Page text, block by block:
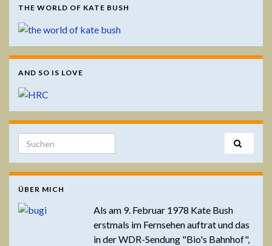
THE WORLD OF KATE BUSH
AND SO IS LOVE
Search for:
ÜBER MICH
Als am 9. Februar 1978 Kate Bush
erstmals im Fernsehen auftrat und das
in der WDR-Sendung "Bio's Bahnhof",